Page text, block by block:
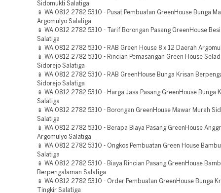
Sidomukti Salatiga
📱 WA 0812 2782 5310 - Pusat Pembuatan GreenHouse Bunga
Argomulyo Salatiga
📱 WA 0812 2782 5310 - Tarif Borongan Pasang GreenHouse
Salatiga
📱 WA 0812 2782 5310 - RAB Green House 8 x 12 Daerah
📱 WA 0812 2782 5310 - Rincian Pemasangan Green House
Sidorejo Salatiga
📱 WA 0812 2782 5310 - RAB GreenHouse Bunga Krisan
Sidorejo Salatiga
📱 WA 0812 2782 5310 - Harga Jasa Pasang GreenHouse Bunga
Salatiga
📱 WA 0812 2782 5310 - Borongan GreenHouse Mawar Murah
Salatiga
📱 WA 0812 2782 5310 - Berapa Biaya Pasang GreenHouse
Argomulyo Salatiga
📱 WA 0812 2782 5310 - Ongkos Pembuatan Green House
Salatiga
📱 WA 0812 2782 5310 - Biaya Rincian Pasang GreenHouse
Berpengalaman Salatiga
📱 WA 0812 2782 5310 - Order Pembuatan GreenHouse Bunga
Tingkir Salatiga